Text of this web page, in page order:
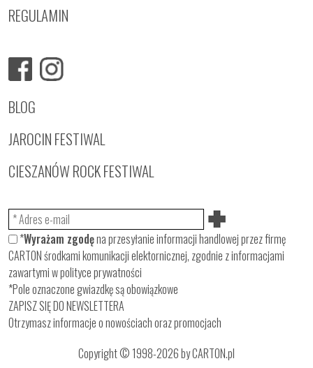
REGULAMIN
BLOG
JAROCIN FESTIWAL
CIESZANÓW ROCK FESTIWAL
*Wyrażam zgodęna przesyłanie informacji handlowej przez firmę
CARTON środkami komunikacji elektornicznej, zgodnie z informacjami
zawartymi wpolityce prywatności
*Pole oznaczone gwiazdkę są obowiązkowe
ZAPISZ SIĘ DO NEWSLETTERA
Otrzymasz informacje o nowościach oraz promocjach
Copyright © 1998-2026 by CARTON.pl